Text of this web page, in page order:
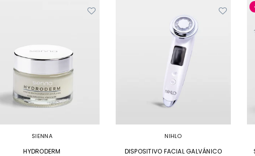
SIENNA
HYDRODERM
NIHLO
DISPOSITIVO FACIAL GALVÁNICO